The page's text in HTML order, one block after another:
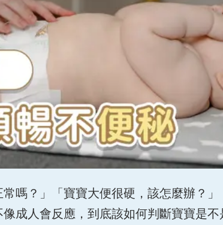
常嗎？」「寶寶大便很硬，該怎麼辦？
成人會反應，到底該如何判斷寶寶是